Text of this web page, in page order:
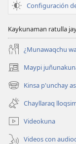
Configuración
Kaykunaman ratulla
¿Munawaqchu
Maypi
(abre
una
nueva
ventana)
Kinsa p'unchay
(abre
una
nueva
ventana)
Chayllaraq
Videokuna
Videos con